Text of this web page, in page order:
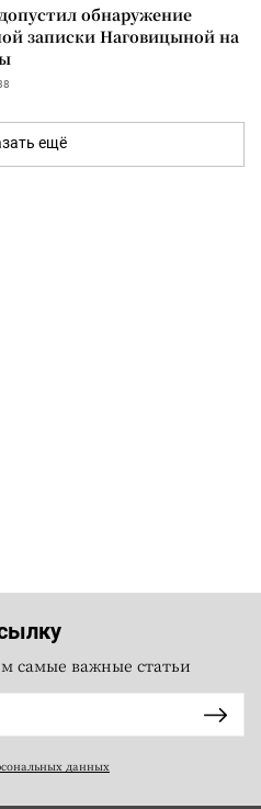
обнаружение
записки Наговицыной на
ещё
самые важные статьи
данных